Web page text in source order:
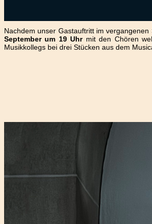
Nachdem unser Gastauftritt im
September um 19 Uhrmit den Chören
Musikkollegs bei drei Stücken aus dem